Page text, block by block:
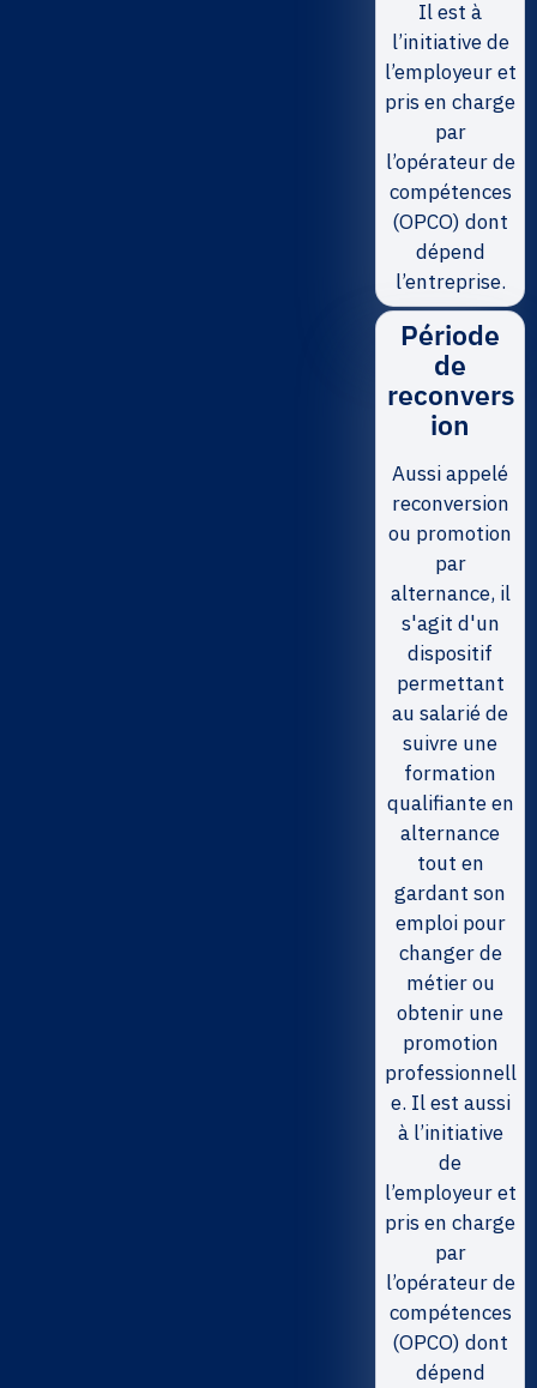
Il est à
l’initiative de
l’employeur et
pris en charge
par
l’opérateur de
compétences
(OPCO) dont
dépend
l’entreprise.
Période
de
reconvers
ion
Aussi appelé
reconversion
ou promotion
par
alternance, il
s'agit d'un
dispositif
permettant
au salarié de
suivre une
formation
qualifiante en
alternance
tout en
gardant son
emploi pour
changer de
métier ou
obtenir une
promotion
professionnell
e. Il est aussi
à l’initiative
de
l’employeur et
pris en charge
par
l’opérateur de
compétences
(OPCO) dont
dépend